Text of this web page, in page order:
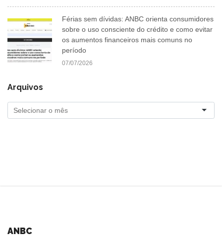
Férias sem dívidas: ANBC orienta consumidores
sobre o uso consciente do crédito e como evitar
os aumentos financeiros mais comuns no
período
07/07/2026
Arquivos
ANBC